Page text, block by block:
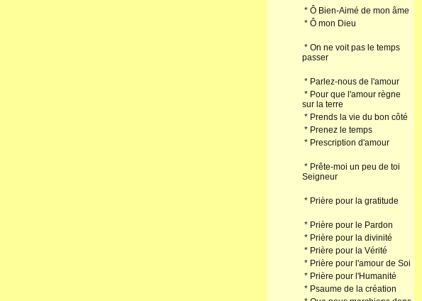
* Ô Bien-Aimé de mon âme
* Ô mon Dieu
* On ne voit pas le temps
passer
* Parlez-nous de l'amour
* Pour que l'amour règne
sur la terre
* Prends la vie du bon côté
* Prenez le temps
* Prescription d'amour
* Prête-moi un peu de toi
Seigneur
* Prière pour la gratitude
* Prière pour le Pardon
* Prière pour la divinité
* Prière pour la Vérité
* Prière pour l'amour de Soi
* Prière pour l'Humanité
* Psaume de la création